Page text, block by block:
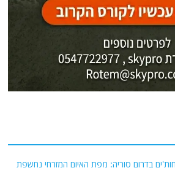
חות'ים בדרום סוריה: מפת האיום המזרחי נחשפת